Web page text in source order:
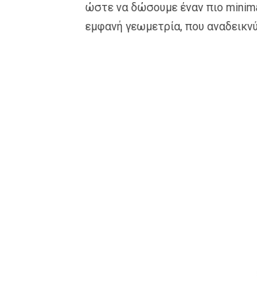
ώστε να δώσουμε έναν πιο
εμφανή γεωμετρία, που